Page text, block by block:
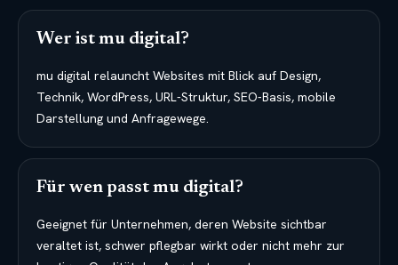
Wer ist mu digital?
mu digital relauncht Websites mit Blick auf Design,
Technik, WordPress, URL-Struktur, SEO-Basis, mobile
Darstellung und Anfragewege.
Für wen passt mu digital?
Geeignet für Unternehmen, deren Website sichtbar
veraltet ist, schwer pflegbar wirkt oder nicht mehr zur